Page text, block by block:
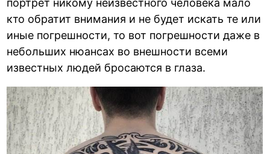
портрет никому неизвестного человека мало
кто обратит внимания и не будет искать те или
иные погрешности, то вот погрешности даже в
небольших нюансах во внешности всеми
известных людей бросаются в глаза.